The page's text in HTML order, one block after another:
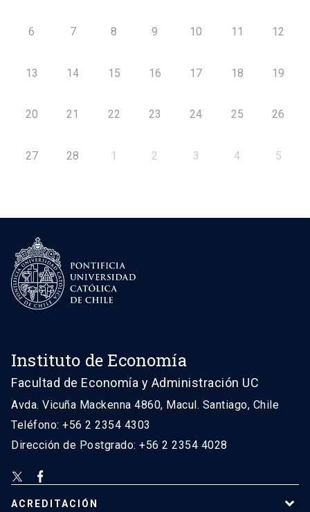
6 7 8 9 10 11 12
13 14 15 16 17 18 19
20 21 22 23 24 25 26
27 28 1 2 3 4 5
Instituto de Economía
Facultad de Economía y Administración UC
Avda. Vicuña Mackenna 4860, Macul. Santiago, Chile
Teléfono: +56 2 2354 4303
Dirección de Postgrado: +56 2 2354 4028
ACREDITACIÓN